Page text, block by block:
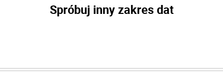
Spróbuj inny zakres dat